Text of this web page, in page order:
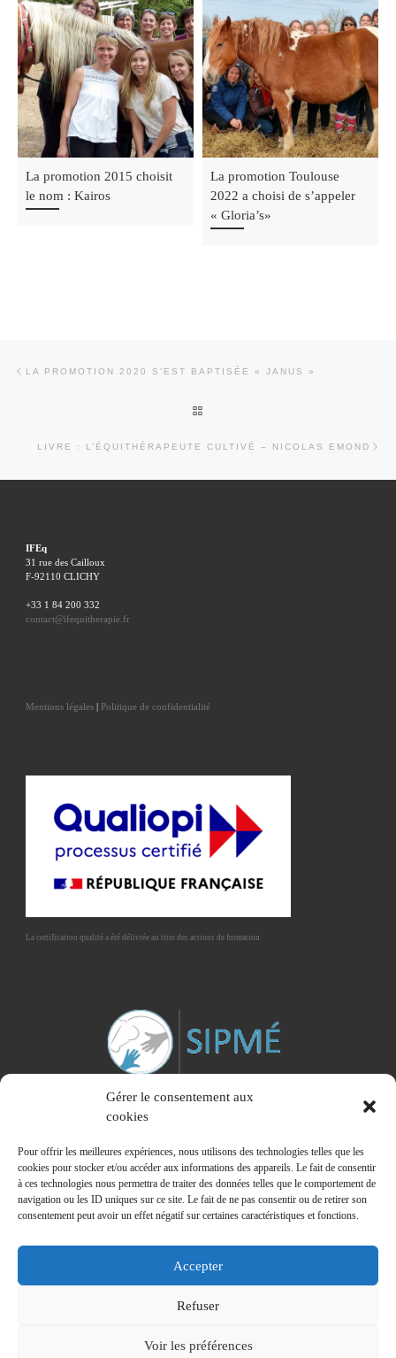
Gérer le consentement aux
cookies
Pour offrir les meilleures expériences, nous utilisons des technologies telles que les
cookies pour stocker et/ou accéder aux informations des appareils. Le fait de consentir
à ces technologies nous permettra de traiter des données telles que le comportement de
navigation ou les ID uniques sur ce site. Le fait de ne pas consentir ou de retirer son
consentement peut avoir un effet négatif sur certaines caractéristiques et fonctions.
Accepter
Refuser
Voir les préférences
La promotion 2015 choisit
le nom : Kairos
La promotion Toulouse
2022 a choisi de s’appeler
« Gloria’s»
LA PROMOTION 2020 S’EST BAPTISÉE « JANUS »
LIVRE : L’ÉQUITHÉRAPEUTE CULTIVÉ – NICOLAS EMOND
IFEq
31 rue des Cailloux
F-92110 CLICHY
+33 1 84 200 332
contact@ifequitherapie.fr
Mentions légales| Politique de confidentialité
La certification qualité a été délivrée au titre des actions de formation
Membre du Syndicat Interprofessionnel des Praticiens de la Médiation Equine
droits réservés